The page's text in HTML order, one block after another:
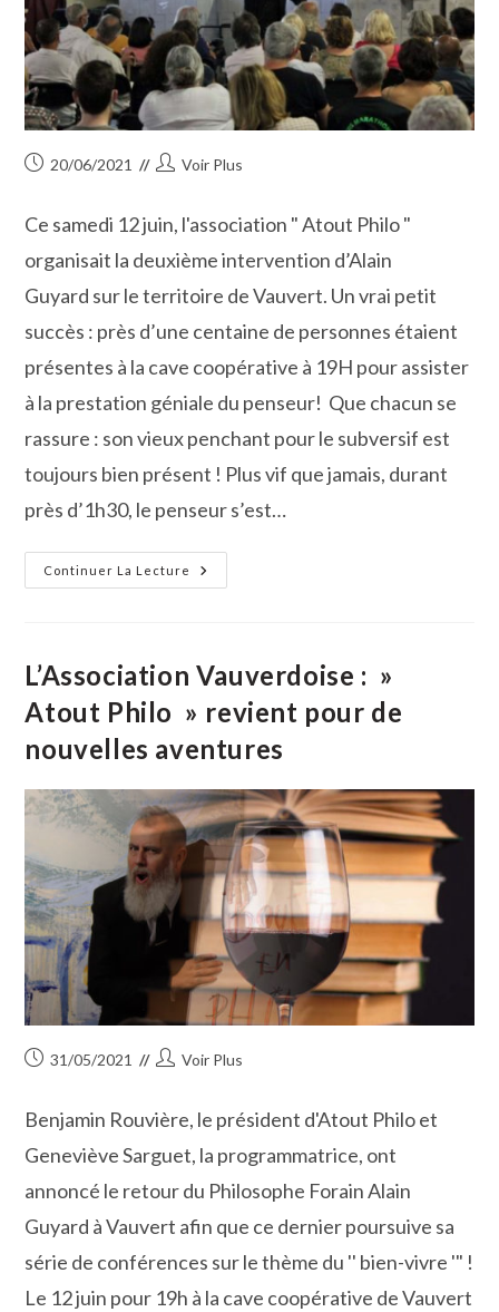
Publication
20/06/2021
Auteur/autrice
publication :
Voir Plus
Ce samedi 12 juin, l'association " Atout Philo "
organisait la deuxième intervention d’Alain
Guyard sur le territoire de Vauvert. Un vrai petit
succès : près d’une centaine de personnes étaient
présentes à la cave coopérative à 19H pour assister
à la prestation géniale du penseur! Que chacun se
rassure : son vieux penchant pour le subversif est
toujours bien présent ! Plus vif que jamais, durant
près d’1h30, le penseur s’est…
Continuer La Lecture
Alain
Guyard
En
Philosophe
L’Association Vauverdoise : »
Atout Philo » revient pour de
nouvelles aventures
Publication
31/05/2021
Auteur/autrice
publication :
Voir Plus
Benjamin Rouvière, le président d'Atout Philo et
Geneviève Sarguet, la programmatrice, ont
annoncé le retour du Philosophe Forain Alain
Guyard à Vauvert afin que ce dernier poursuive sa
série de conférences sur le thème du '' bien-vivre '" !
Le 12 juin pour 19h à la cave coopérative de Vauvert